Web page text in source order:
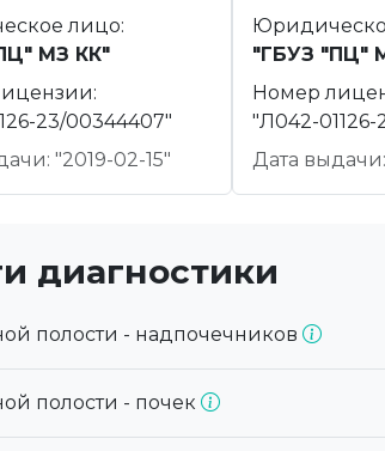
лицо:
МЗ КК"
23/00344407"
"2019-02-15"
"ГБУЗ "ПЦ"
Номер
"Л042-01126-
Дата
диагностики
полости - надпочечников
полости - почек